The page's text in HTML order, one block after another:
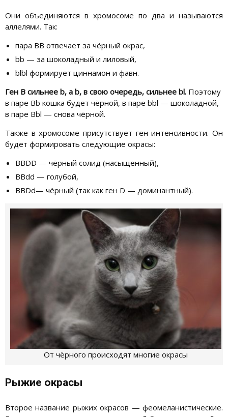
Они объединяются в хромосоме по два и называются
аллелями. Так:
пара ВВ отвечает за чёрный окрас,
bb — за шоколадный и лиловый,
blbl формирует циннамон и фавн.
Ген В сильнее b, а b, в свою очередь, сильнее bl. Поэтому
в паре Bb кошка будет чёрной, в паре bbl — шоколадной,
в паре Bbl — снова чёрной.
Также в хромосоме присутствует ген интенсивности. Он
будет формировать следующие окрасы:
ВВDD — чёрный солид (насыщенный),
BBdd — голубой,
ВВDd— чёрный (так как ген D — доминантный).
От чёрного происходят многие окрасы
Рыжие окрасы
Второе название рыжих окрасов — феомеланистические.